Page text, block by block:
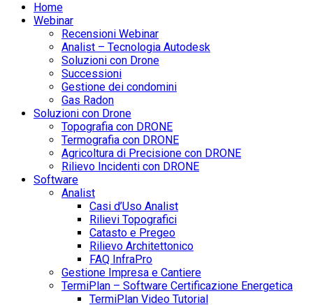
Home
Webinar
Recensioni Webinar
Analist – Tecnologia Autodesk
Soluzioni con Drone
Successioni
Gestione dei condomini
Gas Radon
Soluzioni con Drone
Topografia con DRONE
Termografia con DRONE
Agricoltura di Precisione con DRONE
Rilievo Incidenti con DRONE
Software
Analist
Casi d’Uso Analist
Rilievi Topografici
Catasto e Pregeo
Rilievo Architettonico
FAQ InfraPro
Gestione Impresa e Cantiere
TermiPlan – Software Certificazione Energetica
TermiPlan Video Tutorial